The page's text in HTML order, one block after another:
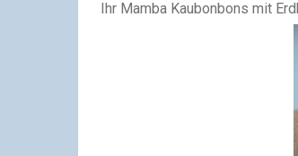
Ihr Mamba Kaubonbons mit